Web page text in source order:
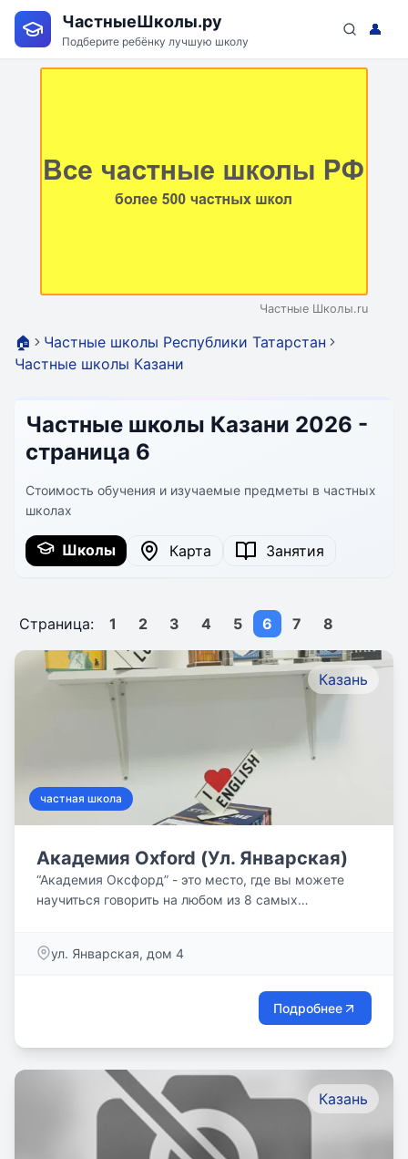
ЧастныеШколы.ру
Подберите ребёнку лучшую школу
👤
Частные Школы.ru
🏠
Частные школы Республики Татарстан
Частные школы Казани
Частные школы Казани 2026 -
страница 6
Стоимость обучения и изучаемые предметы в частных
школах
Школы Карта Занятия
Страница: 1 2 3 4 5 6 7 8
Казань
частная школа
Академия Oxford (Ул. Январская)
“Академия Оксфорд” - это место, где вы можете
научиться говорить на любом из 8 самых
ул. Январская, дом 4
Подробнее
Казань